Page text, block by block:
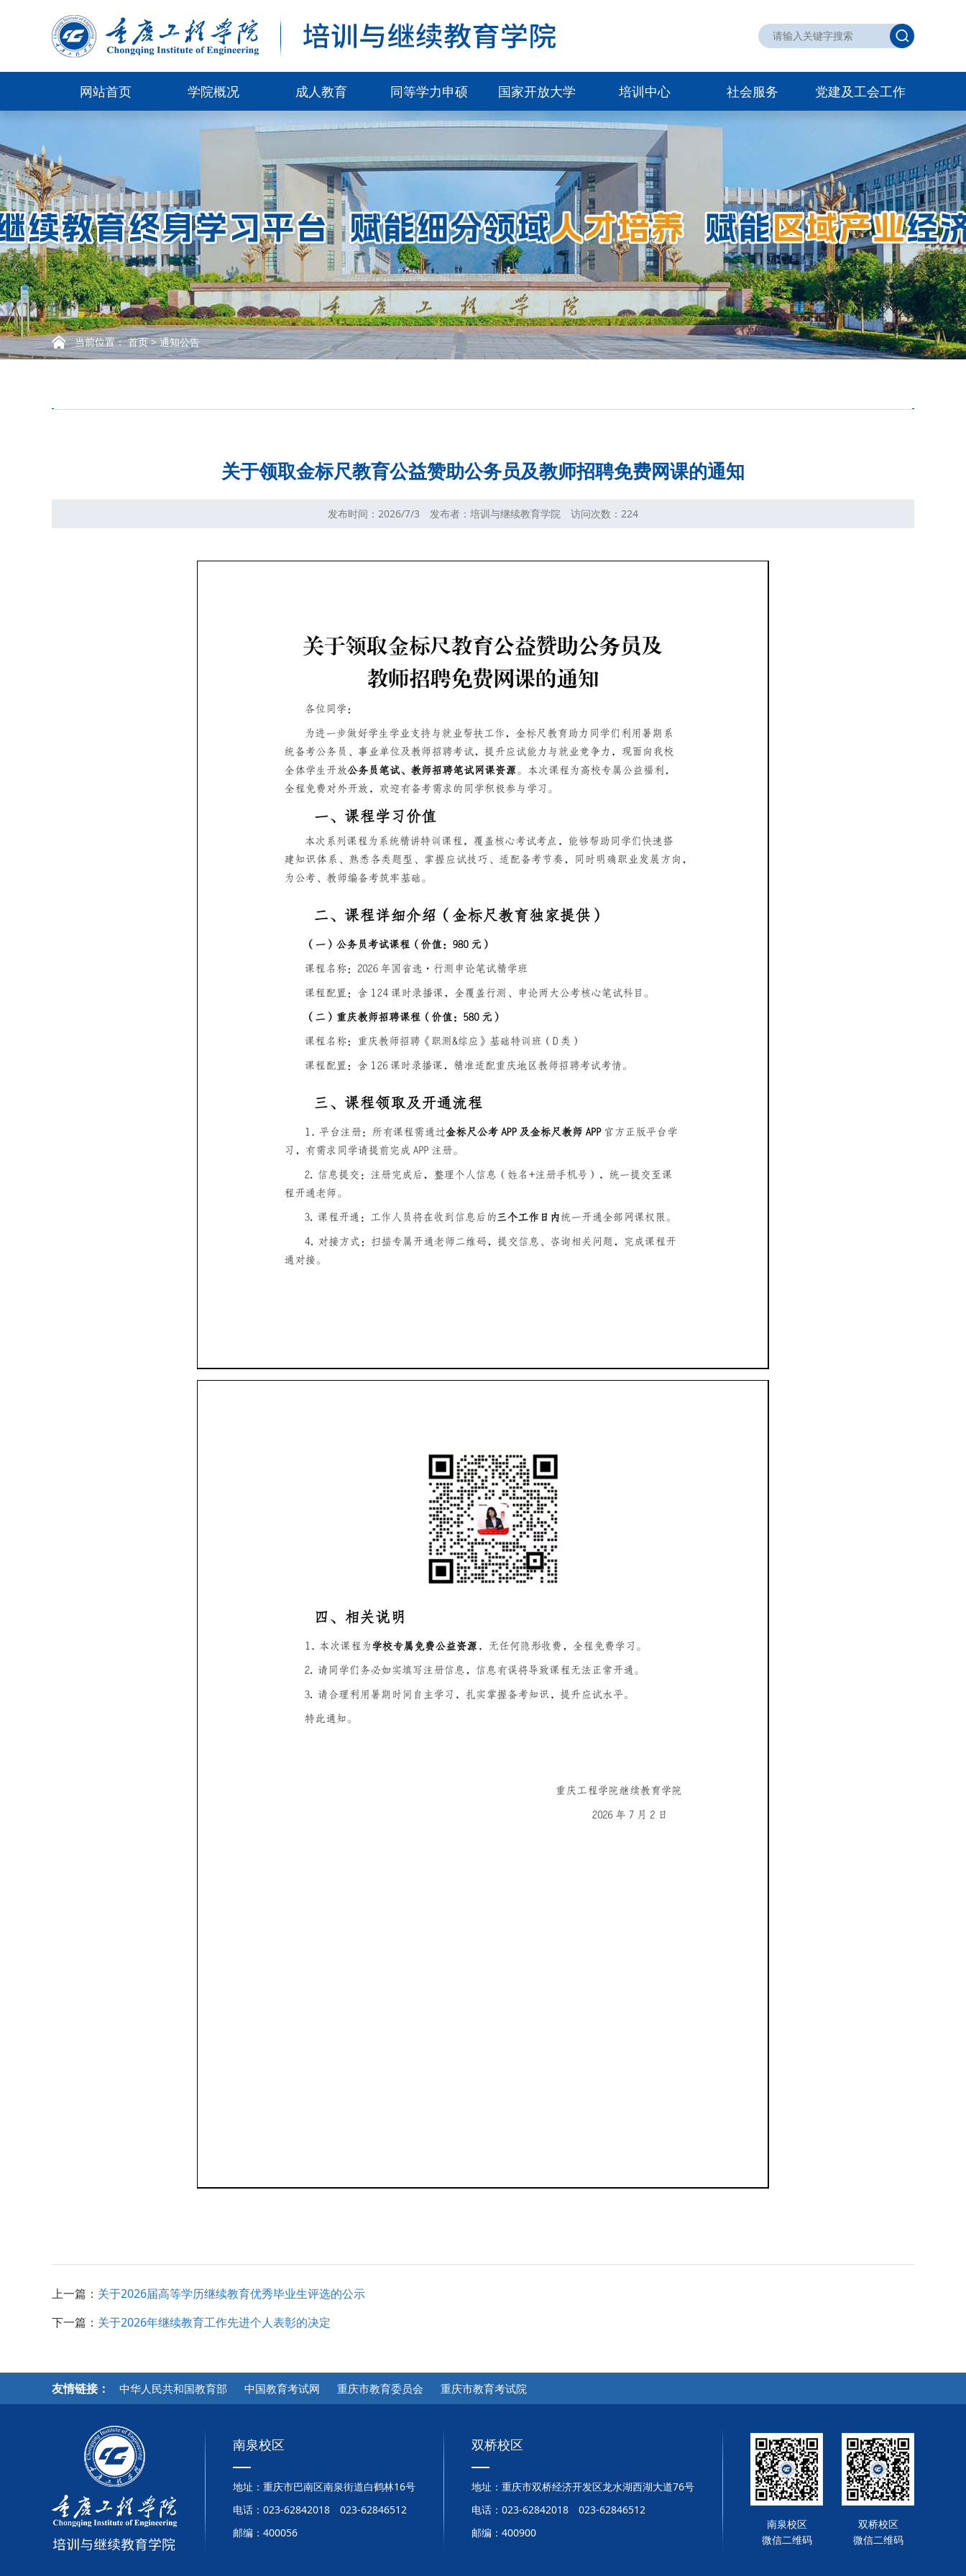
网站首页 学院概况 成人教育 同等学力申硕 国家开放大学 培训中心 社会服务 党建及工会工作
当前位置：首页>通知公告
关于领取金标尺教育公益赞助公务员及教师招聘免费网课的通知
发布时间：2026/7/3 发布者：培训与继续教育学院 访问次数： 224
上一篇： 关于2026届高等学历继续教育优秀毕业生评选的公示
下一篇： 关于2026年继续教育工作先进个人表彰的决定
友情链接： 中华人民共和国教育部 中国教育考试网 重庆市教育委员会 重庆市教育考试院
南泉校区
地址：重庆市巴南区南泉街道白鹤林16号
电话：023-62842018 023-62846512
邮编：400056
双桥校区
地址：重庆市双桥经济开发区龙水湖西湖大道76号
电话：023-62842018 023-62846512
邮编：400900
南泉校区
微信二维码
双桥校区
微信二维码